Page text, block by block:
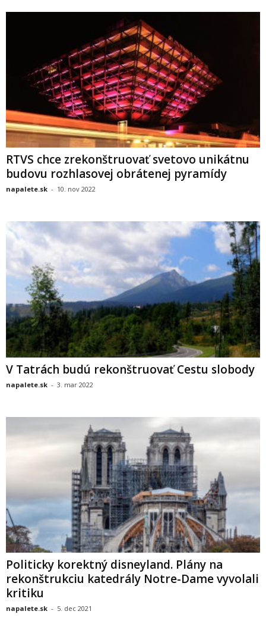
RTVS chce zrekonštruovať svetovo unikátnu
budovu rozhlasovej obrátenej pyramídy
napalete.sk - 10. nov 2022
V Tatrách budú rekonštruovať Cestu slobody
napalete.sk - 3. mar 2022
Politicky korektný disneyland. Plány na
rekonštrukciu katedrály Notre-Dame vyvolali
kritiku
napalete.sk - 5. dec 2021